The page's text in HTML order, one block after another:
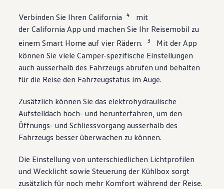
Verbinden Sie Ihren California 4
mit
der California App und machen Sie Ihr Reisemobil zu
einem Smart Home auf vier Rädern.
3
Mit der App
können Sie viele Camper-spezifische Einstellungen
auch ausserhalb des Fahrzeugs abrufen und behalten
für die Reise den Fahrzeugstatus im Auge.
Zusätzlich können Sie das elektrohydraulische
Aufstelldach hoch- und herunterfahren, um den
Öffnungs- und Schliessvorgang ausserhalb des
Fahrzeugs besser überwachen zu können.
Die Einstellung von unterschiedlichen Lichtprofilen
und Wecklicht sowie Steuerung der Kühlbox sorgt
zusätzlich für noch mehr Komfort während der Reise.